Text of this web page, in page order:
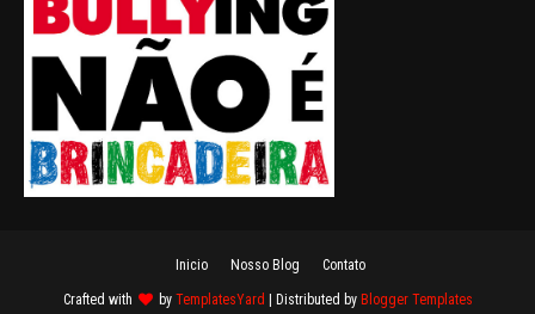
Inicio Nosso Blog Contato
Crafted with by TemplatesYard | Distributed by Blogger Templates